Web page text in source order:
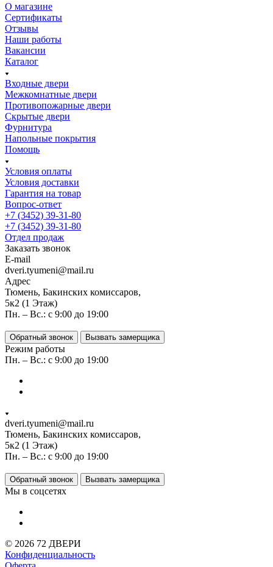
О магазине
Сертификаты
Отзывы
Наши работы
Вакансии
Каталог
Входные двери
Межкомнатные двери
Противопожарные двери
Скрытые двери
Фурнитура
Напольные покрытия
Помощь
Условия оплаты
Условия доставки
Гарантия на товар
Вопрос-ответ
+7 (3452) 39-31-80
+7 (3452) 39-31-80
Отдел продаж
Заказать звонок
E-mail
dveri.tyumeni@mail.ru
Адрес
Тюмень, Бакинских комиссаров,
5к2 (1 Этаж)
Пн. – Вс.: с 9:00 до 19:00
Обратный звонок Вызвать замерщика
Режим работы
Пн. – Вс.: с 9:00 до 19:00
dveri.tyumeni@mail.ru
Тюмень, Бакинских комиссаров,
5к2 (1 Этаж)
Пн. – Вс.: с 9:00 до 19:00
Обратный звонок Вызвать замерщика
Мы в соцсетях
© 2026 72 ДВЕРИ
Конфиденциальность